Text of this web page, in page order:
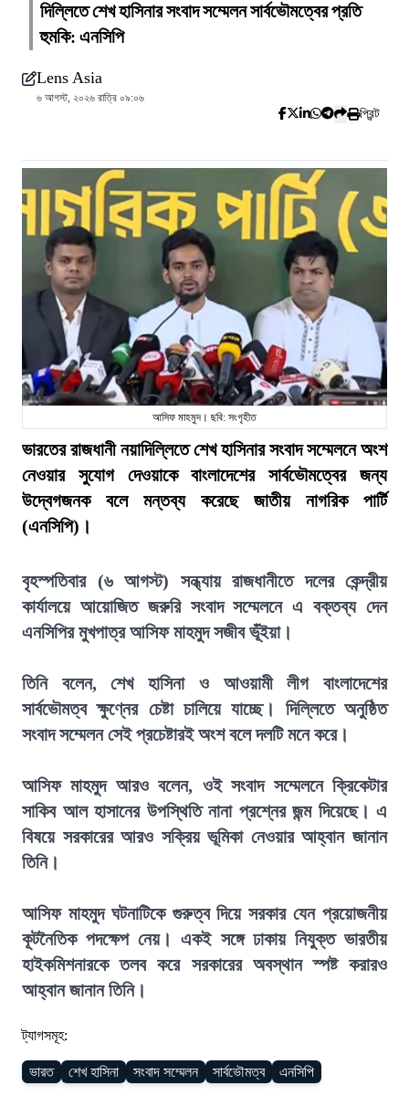
দিল্লিতে শেখ হাসিনার সংবাদ সম্মেলন সার্বভৌমত্বের প্রতি
হুমকি: এনসিপি
Lens Asia
৬ আগস্ট, ২০২৬ রাত্রি ০৯:০৬
প্রিন্ট
আসিফ মাহমুদ। ছবি: সংগৃহীত
ভারতের রাজধানী নয়াদিল্লিতে শেখ হাসিনার সংবাদ সম্মেলনে অংশ
নেওয়ার সুযোগ দেওয়াকে বাংলাদেশের সার্বভৌমত্বের জন্য
উদ্বেগজনক বলে মন্তব্য করেছে জাতীয় নাগরিক পার্টি
(এনসিপি)।
বৃহস্পতিবার (৬ আগস্ট) সন্ধ্যায় রাজধানীতে দলের কেন্দ্রীয়
কার্যালয়ে আয়োজিত জরুরি সংবাদ সম্মেলনে এ বক্তব্য দেন
এনসিপির মুখপাত্র আসিফ মাহমুদ সজীব ভূঁইয়া।
তিনি বলেন, শেখ হাসিনা ও আওয়ামী লীগ বাংলাদেশের
সার্বভৌমত্ব ক্ষুণ্নের চেষ্টা চালিয়ে যাচ্ছে। দিল্লিতে অনুষ্ঠিত
সংবাদ সম্মেলন সেই প্রচেষ্টারই অংশ বলে দলটি মনে করে।
আসিফ মাহমুদ আরও বলেন, ওই সংবাদ সম্মেলনে ক্রিকেটার
সাকিব আল হাসানের উপস্থিতি নানা প্রশ্নের জন্ম দিয়েছে। এ
বিষয়ে সরকারের আরও সক্রিয় ভূমিকা নেওয়ার আহ্বান জানান
তিনি।
আসিফ মাহমুদ ঘটনাটিকে গুরুত্ব দিয়ে সরকার যেন প্রয়োজনীয়
কূটনৈতিক পদক্ষেপ নেয়। একই সঙ্গে ঢাকায় নিযুক্ত ভারতীয়
হাইকমিশনারকে তলব করে সরকারের অবস্থান স্পষ্ট করারও
আহ্বান জানান তিনি।
ট্যাগসমূহ:
ভারত শেখ হাসিনা সংবাদ সম্মেলন সার্বভৌমত্ব এনসিপি